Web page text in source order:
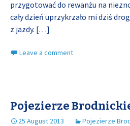
przygotować do rewanżu na
cały dzień uprzykrzało mi dziś
z jazdy. […]
Leave a comment
Pojezierze
25 August 2013 Pojezierze